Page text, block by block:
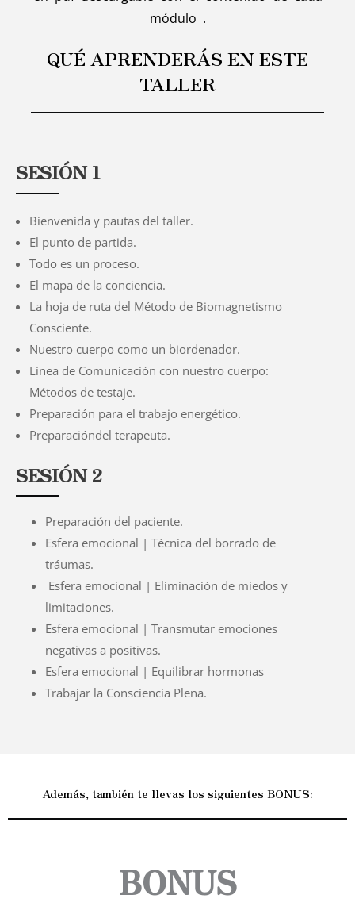
módulo .
QUÉ APRENDERÁS EN ESTE
TALLER
SESIÓN 1
Bienvenida y pautas del taller.
El punto de partida.
Todo es un proceso.
El mapa de la conciencia.
La hoja de ruta del Método de Biomagnetismo
Consciente.
Nuestro cuerpo como un biordenador.
Línea de Comunicación con nuestro cuerpo:
Métodos de testaje.
Preparación para el trabajo energético.
Preparacióndel terapeuta.
SESIÓN 2
Preparación del paciente.
Esfera emocional | Técnica del borrado de
tráumas.
Esfera emocional | Eliminación de miedos y
limitaciones.
Esfera emocional | Transmutar emociones
negativas a positivas.
Esfera emocional | Equilibrar hormonas
Trabajar la Consciencia Plena.
Además, también te llevas los siguientes BONUS:
BONUS